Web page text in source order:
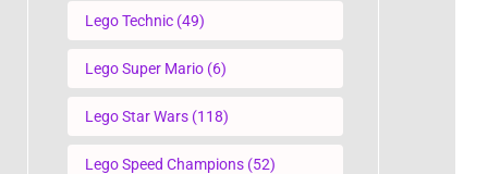
Lego Technic (49)
Lego Super Mario (6)
Lego Star Wars (118)
Lego Speed Champions (52)